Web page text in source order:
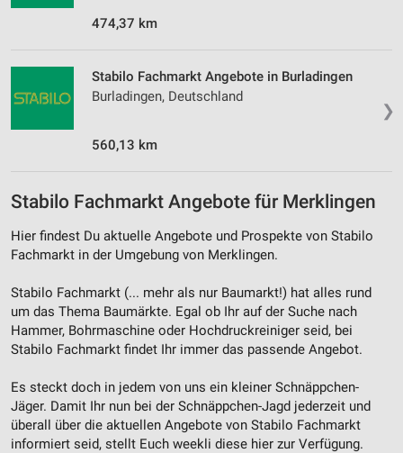
474,37 km
❯
Stabilo Fachmarkt Angebote in Burladingen
Burladingen, Deutschland
560,13 km
Stabilo Fachmarkt Angebote für Merklingen
Hier findest Du aktuelle Angebote und Prospekte von Stabilo
Fachmarkt in der Umgebung von Merklingen.
Stabilo Fachmarkt (... mehr als nur Baumarkt!) hat alles rund
um das Thema Baumärkte. Egal ob Ihr auf der Suche nach
Hammer, Bohrmaschine oder Hochdruckreiniger seid, bei
Stabilo Fachmarkt findet Ihr immer das passende Angebot.
Es steckt doch in jedem von uns ein kleiner Schnäppchen-
Jäger. Damit Ihr nun bei der Schnäppchen-Jagd jederzeit und
überall über die aktuellen Angebote von Stabilo Fachmarkt
informiert seid, stellt Euch weekli diese hier zur Verfügung.
Erstellung von Profilen zur Personalisierung
Verwendung von Profilen zur Auswahl
personalisierter Inhalte
Messung der Werbeleistung
Analyse von Zielgruppen durch Statistiken oder
Kombinationen von Daten aus verschiedenen
Quellen
Verwendung reduzierter Daten zur Auswahl von
Inhalten
Verwendung genauer Standortdaten
Geräte anhand von aktiv angeforderten
Informationen identifizieren